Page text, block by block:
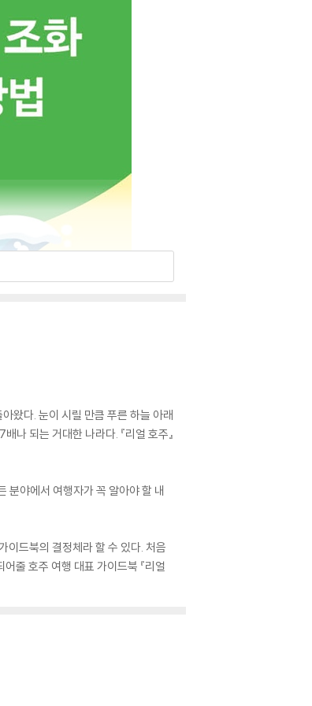
왔다. 눈이 시릴 만큼 푸른 하늘 아래
되는 거대한 나라다. 『리얼 호주』
분야에서 여행자가 꼭 알아야 할 내
이드북의 결정체라 할 수 있다. 처음
줄 호주 여행 대표 가이드북 『리얼